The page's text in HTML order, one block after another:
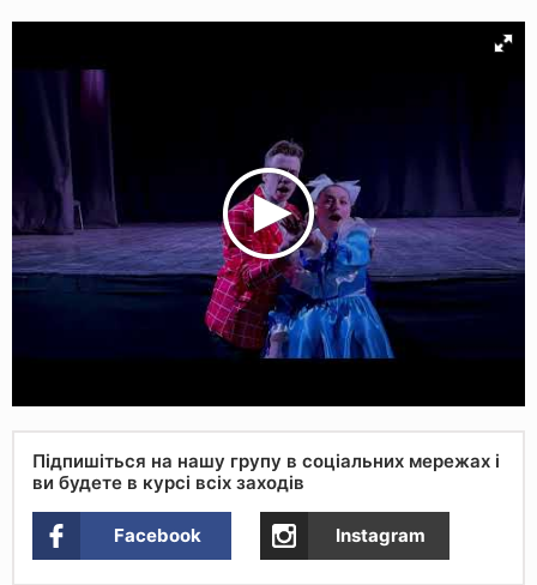
Підпишіться на нашу групу в соціальних мережах і
ви будете в курсі всіх заходів
Facebook Instagram